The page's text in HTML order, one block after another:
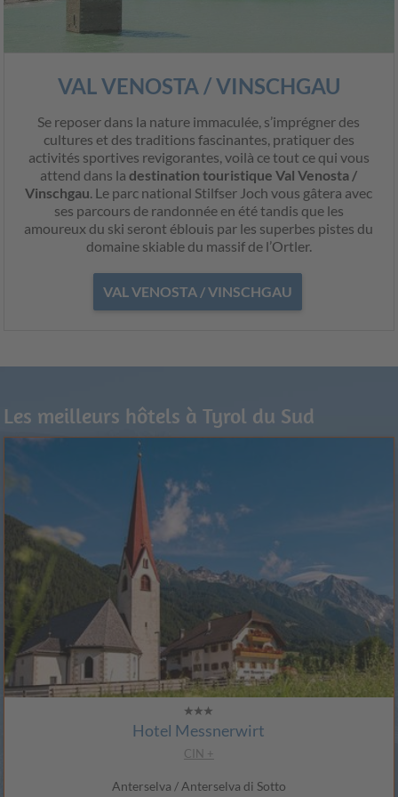
VAL VENOSTA / VINSCHGAU
Se reposer dans la nature immaculée, s’imprégner des
cultures et des traditions fascinantes, pratiquer des
activités sportives revigorantes, voilà ce tout ce qui vous
attend dans ladestination touristique Val Venosta /
Vinschgau. Le parc national Stilfser Joch vous gâtera avec
ses parcours de randonnée en été tandis que les
amoureux du ski seront éblouis par les superbes pistes du
domaine skiable du massif de l’Ortler.
VAL VENOSTA / VINSCHGAU
Les meilleurs hôtels à Tyrol du Sud
Hotel Messnerwirt
CIN +
Anterselva / Anterselva di Sotto